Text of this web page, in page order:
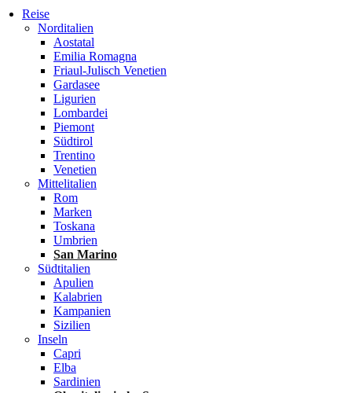
Reise
Norditalien
Aostatal
Emilia Romagna
Friaul-Julisch Venetien
Gardasee
Ligurien
Lombardei
Piemont
Südtirol
Trentino
Venetien
Mittelitalien
Rom
Marken
Toskana
Umbrien
San Marino
Südtitalien
Apulien
Kalabrien
Kampanien
Sizilien
Inseln
Capri
Elba
Sardinien